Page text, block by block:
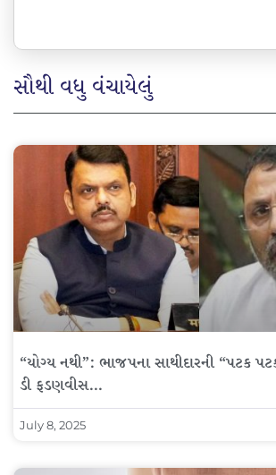
સૌથી વધુ વંચાયેલું
“યોગ્ય નથી”: ભાજપના સાથીદારની “પટક
ડી ફડણવીસ…
July 8, 2025